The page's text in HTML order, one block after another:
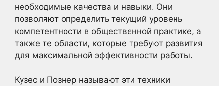
необходимые качества и навыки. Они
позволяют определить текущий уровень
компетентности в общественной практике, а
также те области, которые требуют развития
для максимальной эффективности работы.
Кузес и Познер называют эти техники